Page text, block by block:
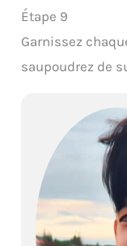
Étape 9
Garnissez
saupoudrez de